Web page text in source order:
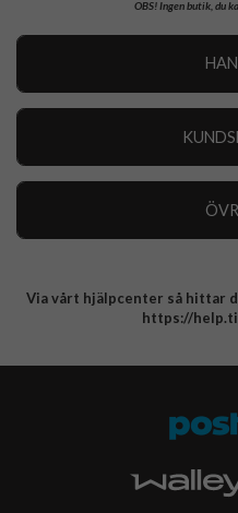
OBS!Ingen butik, du
Integritetspolicy
Via vårt hjälpcenter så hittar
https://